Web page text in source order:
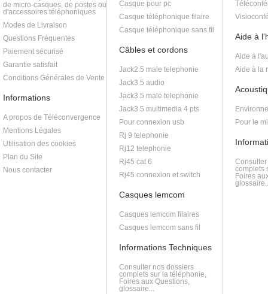
de micro-casques, de postes ou
d'accessoires téléphoniques
Modes de Livraison
Questions Fréquentes
Paiement sécurisé
Garantie satisfait
Conditions Générales de Vente
Informations
A propos de Téléconvergence
Mentions Légales
Utilisation des cookies
Plan du Site
Nous contacter
Casque pour pc
Casque téléphonique filaire
Casque téléphonique sans fil
Câbles et cordons
Jack2.5 male telephonie
Jack3.5 audio
Jack3.5 male telephonie
Jack3.5 multimedia 4 pts
Pour connexion usb
Rj 9 telephonie
Rj12 telephonie
Rj45 cat 6
Rj45 connexion et switch
Casques lemcom
Casques lemcom filaires
Casques lemcom sans fil
Informations Techniques
Consulter nos dossiers
complets sur la téléphonie,
Foires aux Questions,
glossaire...
Aide à
Aide à
Aide à la
Pour le
complets
Foires